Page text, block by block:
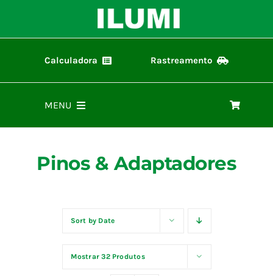
o
Calculadora Rastreamento
MENU
Representantes
Materiais
Pinos & Adaptadores
Sort by Date
Mostrar32 Produtos